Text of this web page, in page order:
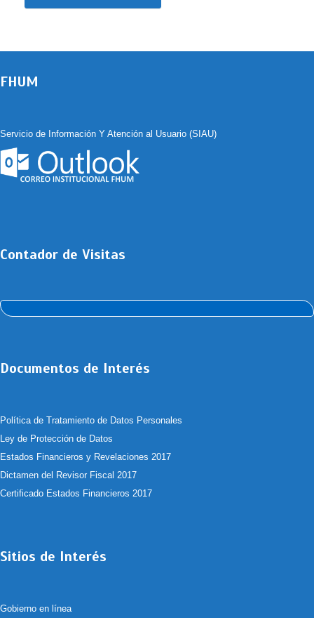
FHUM
Servicio de Información Y Atención al Usuario (SIAU)
Contador de Visitas
Documentos de Interés
Política de Tratamiento de Datos Personales
Ley de Protección de Datos
Estados Financieros y Revelaciones 2017
Dictamen del Revisor Fiscal 2017
Certificado Estados Financieros 2017
Sitios de Interés
Gobierno en línea